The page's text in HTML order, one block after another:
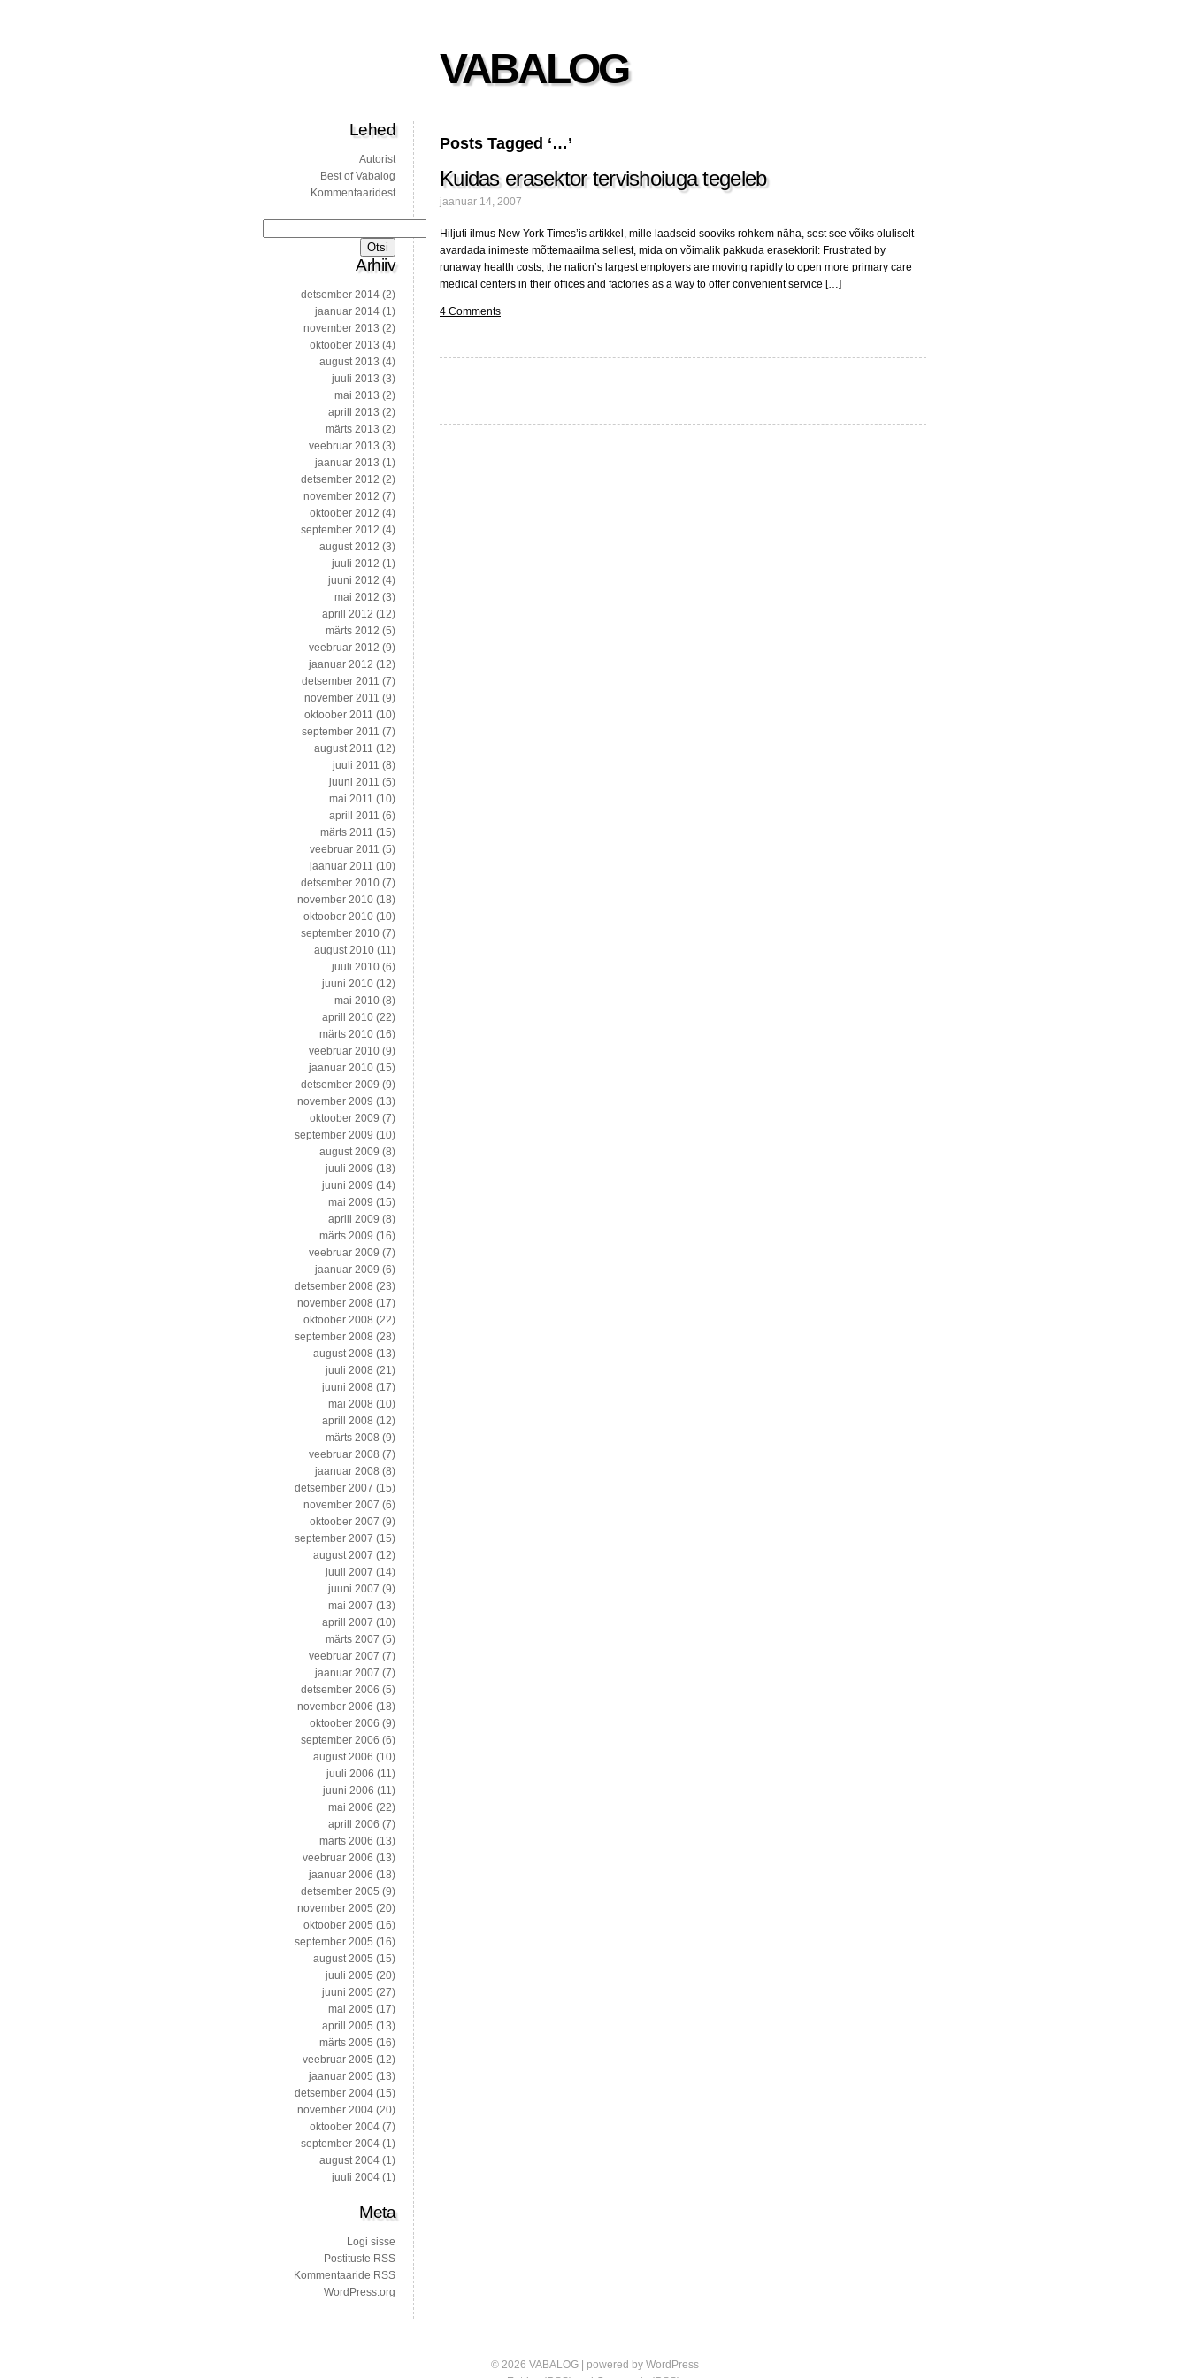
VABALOG
Posts Tagged ‘…’
Kuidas erasektor tervishoiuga tegeleb
jaanuar 14, 2007
Hiljuti ilmus New York Times’is artikkel, mille laadseid sooviks rohkem näha, sest see võiks oluliselt
avardada inimeste mõttemaailma sellest, mida on võimalik pakkuda erasektoril: Frustrated by
runaway health costs, the nation’s largest employers are moving rapidly to open more primary care
medical centers in their offices and factories as a way to offer convenient service […]
4 Comments
Lehed
Autorist
Best of Vabalog
Kommentaaridest
Arhiiv
detsember 2014 (2)
jaanuar 2014 (1)
november 2013 (2)
oktoober 2013 (4)
august 2013 (4)
juuli 2013 (3)
mai 2013 (2)
aprill 2013 (2)
märts 2013 (2)
veebruar 2013 (3)
jaanuar 2013 (1)
detsember 2012 (2)
november 2012 (7)
oktoober 2012 (4)
september 2012 (4)
august 2012 (3)
juuli 2012 (1)
juuni 2012 (4)
mai 2012 (3)
aprill 2012 (12)
märts 2012 (5)
veebruar 2012 (9)
jaanuar 2012 (12)
detsember 2011 (7)
november 2011 (9)
oktoober 2011 (10)
september 2011 (7)
august 2011 (12)
juuli 2011 (8)
juuni 2011 (5)
mai 2011 (10)
aprill 2011 (6)
märts 2011 (15)
veebruar 2011 (5)
jaanuar 2011 (10)
detsember 2010 (7)
november 2010 (18)
oktoober 2010 (10)
september 2010 (7)
august 2010 (11)
juuli 2010 (6)
juuni 2010 (12)
mai 2010 (8)
aprill 2010 (22)
märts 2010 (16)
veebruar 2010 (9)
jaanuar 2010 (15)
detsember 2009 (9)
november 2009 (13)
oktoober 2009 (7)
september 2009 (10)
august 2009 (8)
juuli 2009 (18)
juuni 2009 (14)
mai 2009 (15)
aprill 2009 (8)
märts 2009 (16)
veebruar 2009 (7)
jaanuar 2009 (6)
detsember 2008 (23)
november 2008 (17)
oktoober 2008 (22)
september 2008 (28)
august 2008 (13)
juuli 2008 (21)
juuni 2008 (17)
mai 2008 (10)
aprill 2008 (12)
märts 2008 (9)
veebruar 2008 (7)
jaanuar 2008 (8)
detsember 2007 (15)
november 2007 (6)
oktoober 2007 (9)
september 2007 (15)
august 2007 (12)
juuli 2007 (14)
juuni 2007 (9)
mai 2007 (13)
aprill 2007 (10)
märts 2007 (5)
veebruar 2007 (7)
jaanuar 2007 (7)
detsember 2006 (5)
november 2006 (18)
oktoober 2006 (9)
september 2006 (6)
august 2006 (10)
juuli 2006 (11)
juuni 2006 (11)
mai 2006 (22)
aprill 2006 (7)
märts 2006 (13)
veebruar 2006 (13)
jaanuar 2006 (18)
detsember 2005 (9)
november 2005 (20)
oktoober 2005 (16)
september 2005 (16)
august 2005 (15)
juuli 2005 (20)
juuni 2005 (27)
mai 2005 (17)
aprill 2005 (13)
märts 2005 (16)
veebruar 2005 (12)
jaanuar 2005 (13)
detsember 2004 (15)
november 2004 (20)
oktoober 2004 (7)
september 2004 (1)
august 2004 (1)
juuli 2004 (1)
Meta
Logi sisse
Postituste RSS
Kommentaaride RSS
WordPress.org
© 2026 VABALOG | powered by WordPress